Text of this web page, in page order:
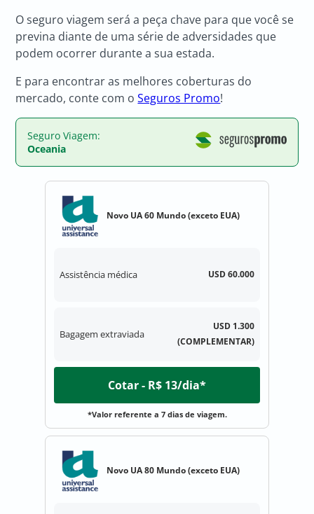
O seguro viagem será a peça chave para que você se
previna diante de uma série de adversidades que
podem ocorrer durante a sua estada.
E para encontrar as melhores coberturas do
mercado, conte com oSeguros Promo!
Seguro Viagem:
Oceania
Novo UA 60 Mundo (exceto EUA)
Assistência médica USD 60.000
Bagagem extraviada
USD 1.300
(COMPLEMENTAR)
Cotar - R$ 13/dia*
*Valor referente a 7 dias de viagem.
Novo UA 80 Mundo (exceto EUA)